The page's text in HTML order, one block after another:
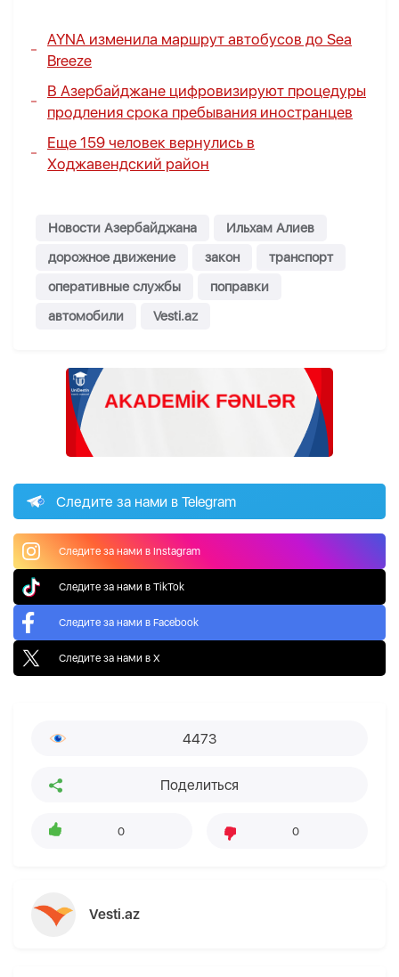
AYNA изменила маршрут автобусов до Sea
Breeze
В Азербайджане цифровизируют процедуры
продления срока пребывания иностранцев
Еще 159 человек вернулись в
Ходжавендский район
Новости Азербайджана
Ильхам Алиев
дорожное движение
закон
транспорт
оперативные службы
поправки
автомобили
Vesti.az
Следите за нами в Telegram
Следите за нами в Instagram
Следите за нами в TikTok
Следите за нами в Facebook
Следите за нами в X
4473
Поделиться
0 0
Vesti.az